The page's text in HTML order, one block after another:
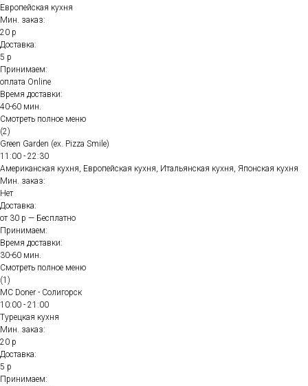
Европейская кухня
Мин. заказ:
20 р
Доставка:
5 р
Принимаем:
оплата Online
Время доставки:
40-60 мин.
Смотреть полное меню
(2)
Green Garden (ex. Pizza Smile)
11:00 - 22:30
Американская кухня, Европейская кухня, Итальянская кухня, Японская кухня
Мин. заказ:
Нет
Доставка:
от 30 р — Бесплатно
Принимаем:
Время доставки:
30-60 мин.
Смотреть полное меню
(1)
MC Doner - Солигорск
10:00 - 21:00
Турецкая кухня
Мин. заказ:
20 р
Доставка:
5 р
Принимаем: